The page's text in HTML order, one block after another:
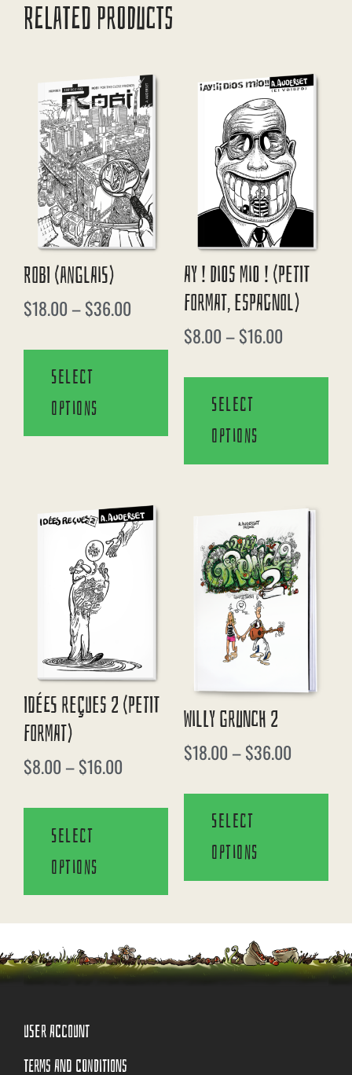
RELATED PRODUCTS
Robi (anglais)
$18.00 –$36.00
Select
options
Ay ! Dios Mio ! (petit
Format, Espagnol)
$8.00 –$16.00
Select
options
Idées Reçues 2 (Petit
Format)
$8.00 –$16.00
Select
options
Willy Grunch 2
$18.00 –$36.00
Select
options
USER ACCOUNT
TERMS AND CONDITIONS